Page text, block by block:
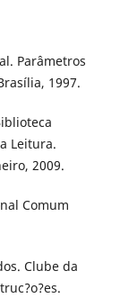
Parâmetros
1997.
Leitura.
2009.
Comum
Clube da